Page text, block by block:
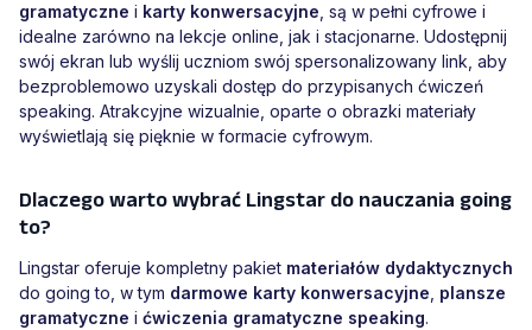
gramatyczne i karty konwersacyjne, są w pełni cyfrowe i
idealne zarówno na lekcje online, jak i stacjonarne. Udostępnij
swój ekran lub wyślij uczniom swój spersonalizowany link, aby
bezproblemowo uzyskali dostęp do przypisanych ćwiczeń
speaking. Atrakcyjne wizualnie, oparte o obrazki materiały
wyświetlają się pięknie w formacie cyfrowym.
Dlaczego warto wybrać Lingstar do nauczania going
to?
Lingstar oferuje kompletny pakiet materiałów dydaktycznych
do going to, w tym darmowe karty konwersacyjne, plansze
gramatyczne i ćwiczenia gramatyczne speaking.